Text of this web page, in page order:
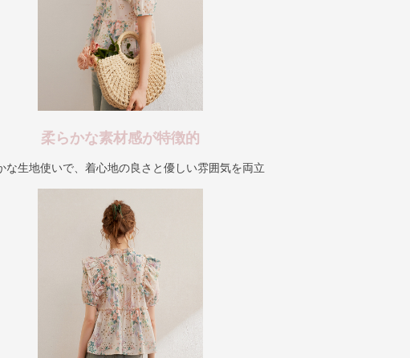
柔らかな素材感が特徴的
な生地使いで、着心地の良さと優しい雰囲気を両立